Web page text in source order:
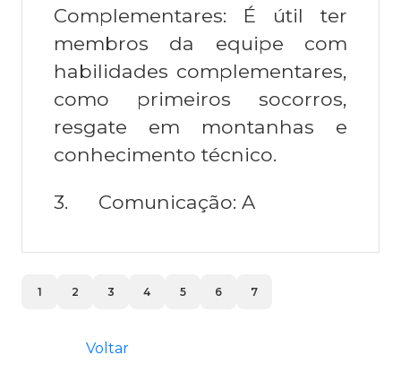
Complementares: É útil ter
membros da equipe com
habilidades complementares,
como primeiros socorros,
resgate em montanhas e
conhecimento técnico.
3. Comunicação: A
1 2 3 4 5 6 7
Voltar